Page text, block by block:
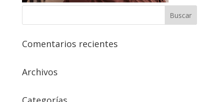
Comentarios recientes
Archivos